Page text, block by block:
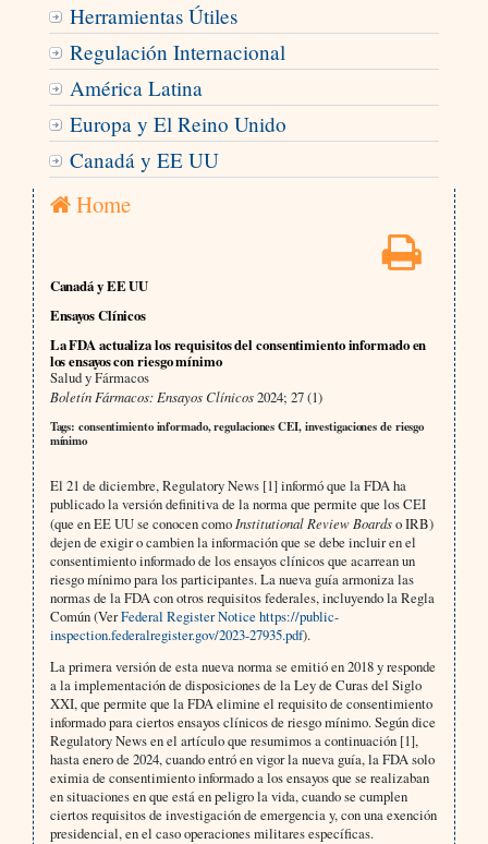
Herramientas Útiles
Regulación Internacional
América Latina
Europa y El Reino Unido
Canadá y EE UU
Home
Canadá y EE UU
Ensayos Clínicos
La FDA actualiza los requisitos del consentimiento informado en
los ensayos con riesgo mínimo
Salud y Fármacos
Boletín Fármacos: Ensayos Clínicos2024; 27 (1)
Tags: consentimiento informado, regulaciones CEI, investigaciones de riesgo
mínimo
El 21 de diciembre, Regulatory News [1] informó que la FDA ha
publicado la versión definitiva de la norma que permite que los CEI
(que en EE UU se conocen como Institutional Review Boardso IRB)
dejen de exigir o cambien la información que se debe incluir en el
consentimiento informado de los ensayos clínicos que acarrean un
riesgo mínimo para los participantes. La nueva guía armoniza las
normas de la FDA con otros requisitos federales, incluyendo la Regla
Común (VerFederal Register Notice https://public-
inspection.federalregister.gov/2023-27935.pdf).
La primera versión de esta nueva norma se emitió en 2018 y responde
a la implementación de disposiciones de la Ley de Curas del Siglo
XXI, que permite que la FDA elimine el requisito de consentimiento
informado para ciertos ensayos clínicos de riesgo mínimo. Según dice
Regulatory News en el artículo que resumimos a continuación [1],
hasta enero de 2024, cuando entró en vigor la nueva guía, la FDA solo
eximia de consentimiento informado a los ensayos que se realizaban
en situaciones en que está en peligro la vida, cuando se cumplen
ciertos requisitos de investigación de emergencia y, con una exención
presidencial, en el caso operaciones militares específicas.